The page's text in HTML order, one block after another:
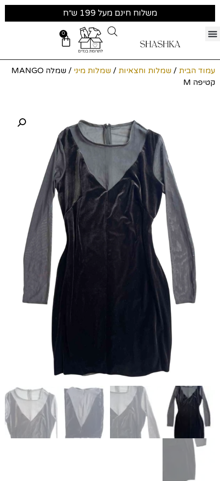
משלוח חינם מעל 199 ש״ח
0
עמוד הבית / שמלות וחצאיות / שמלות מיני
/ שמלה MANGO
קטיפה M